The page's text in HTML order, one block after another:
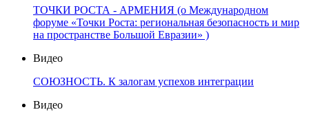
ТОЧКИ РОСТА - АРМЕНИЯ (о Международном
форуме «Точки Роста: региональная безопасность и мир
на пространстве Большой Евразии» )
Видео
СОЮЗНОСТЬ. К залогам успехов интеграции
Видео